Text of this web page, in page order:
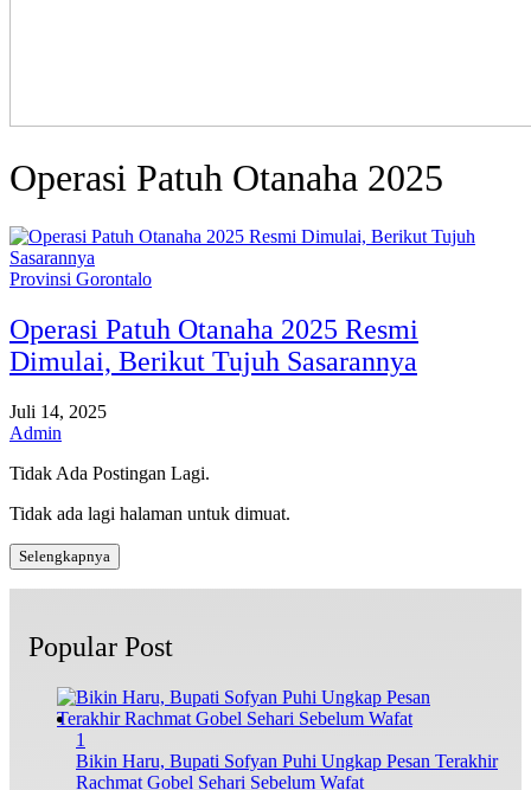
Operasi Patuh Otanaha 2025
Provinsi Gorontalo
Operasi Patuh Otanaha 2025 Resmi
Dimulai, Berikut Tujuh Sasarannya
Juli 14, 2025
Admin
Tidak Ada Postingan Lagi.
Tidak ada lagi halaman untuk dimuat.
Selengkapnya
Popular Post
1
Bikin Haru, Bupati Sofyan Puhi Ungkap Pesan Terakhir
Rachmat Gobel Sehari Sebelum Wafat